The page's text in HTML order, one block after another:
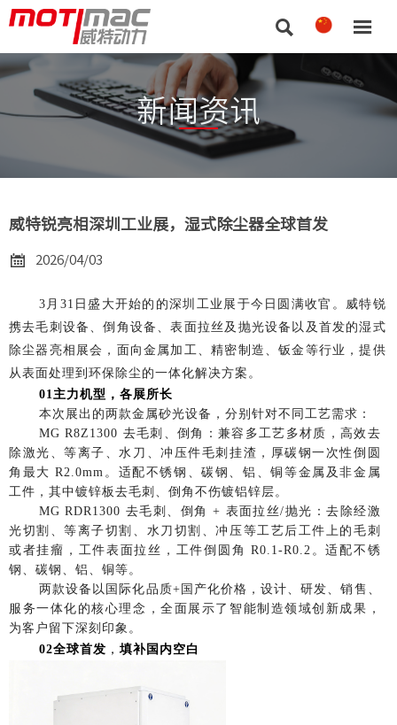
 
新闻资讯
威特锐亮相深圳工业展，湿式除尘器全球首发
 2026/04/03
3月31日盛大开始的的深圳工业展于今日圆满收官。威特锐
携去毛刺设备、倒角设备、表面拉丝及抛光设备以及首发的湿式
除尘器亮相展会，面向金属加工、精密制造、钣金等行业，提供
从表面处理到环保除尘的一体化解决方案。
01主力机型，各展所长
本次展出的两款金属砂光设备，分别针对不同工艺需求：
MG R8Z1300 去毛刺、倒角：兼容多工艺多材质，高效去
除激光、等离子、水刀、冲压件毛刺挂渣，厚碳钢一次性倒圆
角最大 R2.0mm。适配不锈钢、碳钢、铝、铜等金属及非金属
工件，其中镀锌板去毛刺、倒角不伤镀铝锌层。
MG RDR1300 去毛刺、倒角 + 表面拉丝/抛光：去除经激
光切割、等离子切割、水刀切割、冲压等工艺后工件上的毛刺
或者挂瘤，工件表面拉丝，工件倒圆角 R0.1-R0.2。适配不锈
钢、碳钢、铝、铜等。
两款设备以国际化品质+国产化价格，设计、研发、销售、
服务一体化的核心理念，全面展示了智能制造领域创新成果，
为客户留下深刻印象。
02全球首发 ， 填补国内空白